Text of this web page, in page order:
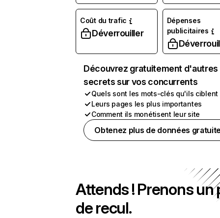
Coût du trafic
Déverrouiller
Dépenses
publicitaires
Découvrez gratuitement d'autres
secrets sur vos concurrents
Quels sont les mots-clés qu'ils ciblent
Leurs pages les plus importantes
Comment ils monétisent leur site
Obtenez plus de données
Attends ! Prenons un
de recul.